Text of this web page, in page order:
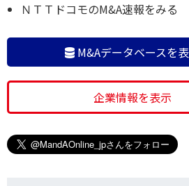
ＮＴＴドコモのM&A速報をみる
M&Aデータベースを
企業情報を表示